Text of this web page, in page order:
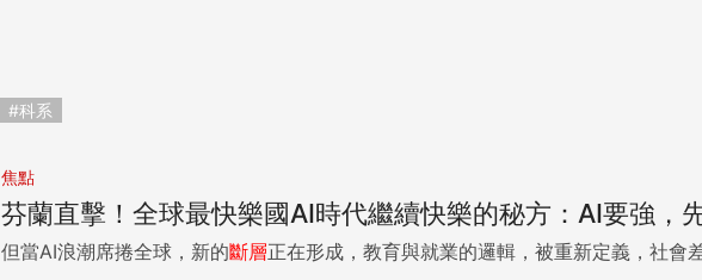
#科系
焦點
芬蘭直擊！全球最快樂國AI時代繼續快樂的秘方：AI要強，
但當AI浪潮席捲全球，新的斷層正在形成，教育與就業的邏輯，被重新定義，社會